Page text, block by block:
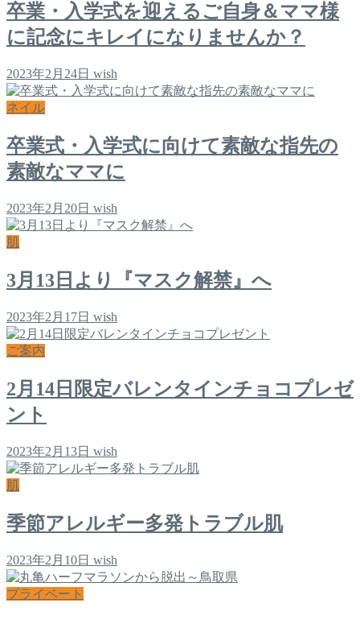
卒業・入学式を迎えるご自身＆ママ様
に記念にキレイになりませんか？
2023年2月24日 wish
ネイル
卒業式・入学式に向けて素敵な指先の
素敵なママに
2023年2月20日 wish
肌
3月13日より『マスク解禁』へ
2023年2月17日 wish
ご案内
2月14日限定バレンタインチョコプレゼ
ント
2023年2月13日 wish
肌
季節アレルギー多発トラブル肌
2023年2月10日 wish
プライベート